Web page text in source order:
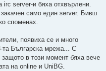
irc server-и бяха отхвърлени.
само един server. Бивш
споменах.
появиха се и много
та Българска мрежа... С
в този момент бяха вече
на online и UniBG.